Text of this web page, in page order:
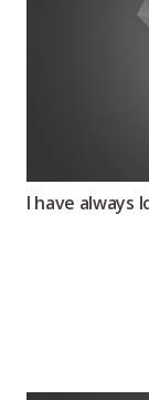
I have always